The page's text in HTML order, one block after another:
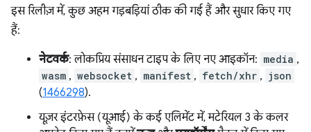
इस रिलीज़ में, कुछ अहम गड़बड़ियां ठीक की गई हैं और सुधार किए गए
हैं:
नेटवर्क: लोकप्रिय संसाधन टाइप के लिए नए आइकॉन: media ,
wasm , websocket , manifest , fetch/xhr , json
(1466298).
यूज़र इंटरफ़ेस (यूआई) के कई एलिमेंट में, मटेरियल 3 के कलर